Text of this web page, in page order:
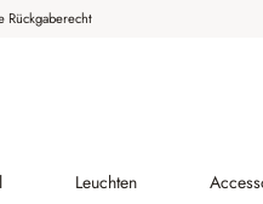
Rückgaberecht
Leuchten